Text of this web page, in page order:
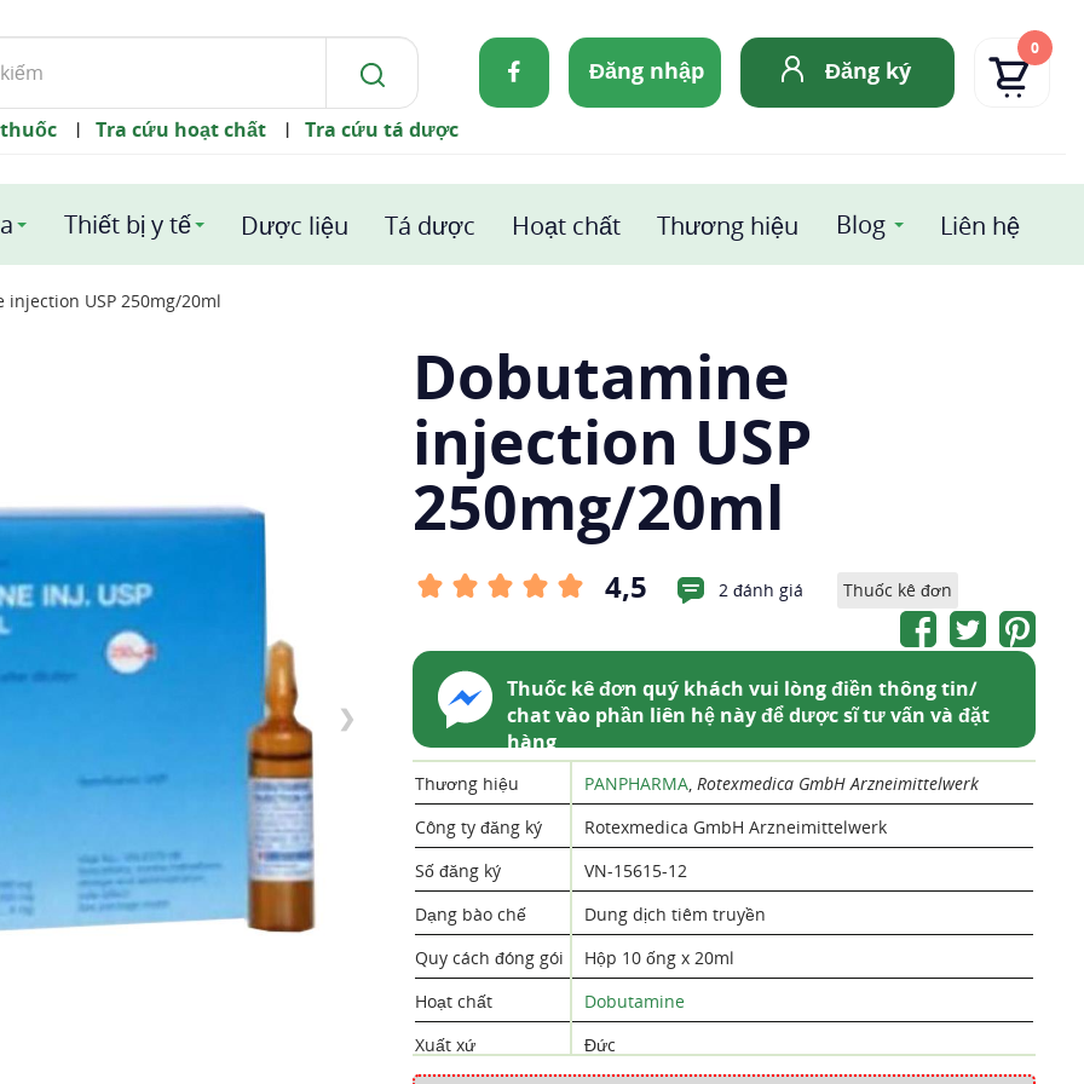
Đăng nhập Đăng ký
0
| Tra cứu hoạt chất | Tra cứu tá dược
Thiết bị y tế Dược liệu Tá dược Hoạt chất Thương hiệu Blog Liên hệ
injection USP 250mg/20ml
❯
Dobutamine
injection USP
250mg/20ml
4,5 2 đánh giá Thuốc kê đơn
Thuốc kê đơn quý khách vui lòng điền thông tin/
chat vào phần liên hệ này để dược sĩ tư vấn và đặt
hàng
Thương hiệu PANPHARMA, Rotexmedica GmbH Arzneimittelwerk
Công ty đăng ký
Rotexmedica GmbH Arzneimittelwerk
Số đăng ký
VN-15615-12
Dạng bào chế
Dung dịch tiêm truyền
Quy cách đóng gói
Hộp 10 ống x 20ml
Hoạt chất
Dobutamine
Xuất xứ
Đức